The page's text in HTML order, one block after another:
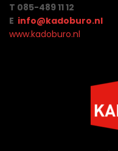
T 085-489 11 12
E info@kadoburo.nl
www.kadoburo.nl